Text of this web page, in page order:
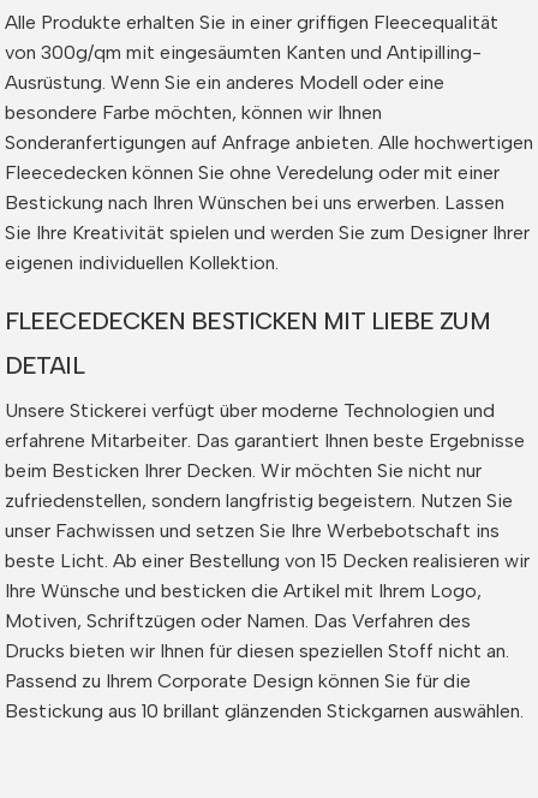
Alle Produkte erhalten Sie in einer griffigen Fleecequalität
von 300g/qm mit eingesäumten Kanten und Antipilling-
Ausrüstung. Wenn Sie ein anderes Modell oder eine
besondere Farbe möchten, können wir Ihnen
Sonderanfertigungen auf Anfrage anbieten. Alle hochwertigen
Fleecedecken können Sie ohne Veredelung oder mit einer
Bestickung nach Ihren Wünschen bei uns erwerben. Lassen
Sie Ihre Kreativität spielen und werden Sie zum Designer Ihrer
eigenen individuellen Kollektion.
FLEECEDECKEN BESTICKEN MIT LIEBE ZUM
DETAIL
Unsere Stickerei verfügt über moderne Technologien und
erfahrene Mitarbeiter. Das garantiert Ihnen beste Ergebnisse
beim Besticken Ihrer Decken. Wir möchten Sie nicht nur
zufriedenstellen, sondern langfristig begeistern. Nutzen Sie
unser Fachwissen und setzen Sie Ihre Werbebotschaft ins
beste Licht. Ab einer Bestellung von 15 Decken realisieren wir
Ihre Wünsche und besticken die Artikel mit Ihrem Logo,
Motiven, Schriftzügen oder Namen. Das Verfahren des
Drucks bieten wir Ihnen für diesen speziellen Stoff nicht an.
Passend zu Ihrem Corporate Design können Sie für die
Bestickung aus 10 brillant glänzenden Stickgarnen auswählen.